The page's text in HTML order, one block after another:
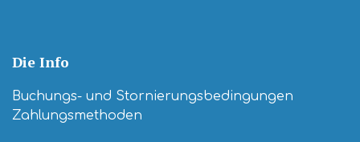
Die Info
Buchungs- und Stornierungsbedingungen
Zahlungsmethoden